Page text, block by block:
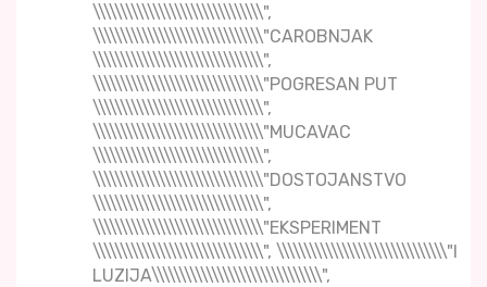
\\\\\\\\\\\\\\\\\\\\\\\\\\\\\\\",
\\\\\\\\\\\\\\\\\\\\\\\\\\\\\\\"CAROBNJAK
\\\\\\\\\\\\\\\\\\\\\\\\\\\\\\\",
\\\\\\\\\\\\\\\\\\\\\\\\\\\\\\\"POGRESAN PUT
\\\\\\\\\\\\\\\\\\\\\\\\\\\\\\\",
\\\\\\\\\\\\\\\\\\\\\\\\\\\\\\\"MUCAVAC
\\\\\\\\\\\\\\\\\\\\\\\\\\\\\\\",
\\\\\\\\\\\\\\\\\\\\\\\\\\\\\\\"DOSTOJANSTVO
\\\\\\\\\\\\\\\\\\\\\\\\\\\\\\\",
\\\\\\\\\\\\\\\\\\\\\\\\\\\\\\\"EKSPERIMENT
\\\\\\\\\\\\\\\\\\\\\\\\\\\\\\\", \\\\\\\\\\\\\\\\\\\\\\\\\\\\\\\"I
LUZIJA\\\\\\\\\\\\\\\\\\\\\\\\\\\\\\\",